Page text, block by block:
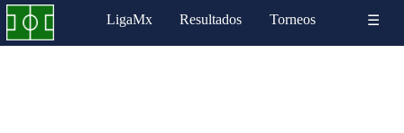
LigaMx Resultados Torneos ☰